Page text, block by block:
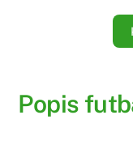
Popis